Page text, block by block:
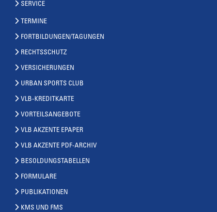
SERVICE
TERMINE
FORTBILDUNGEN/TAGUNGEN
RECHTSSCHUTZ
VERSICHERUNGEN
URBAN SPORTS CLUB
VLB-KREDITKARTE
VORTEILSANGEBOTE
VLB AKZENTE EPAPER
VLB AKZENTE PDF-ARCHIV
BESOLDUNGSTABELLEN
FORMULARE
PUBLIKATIONEN
KMS UND FMS